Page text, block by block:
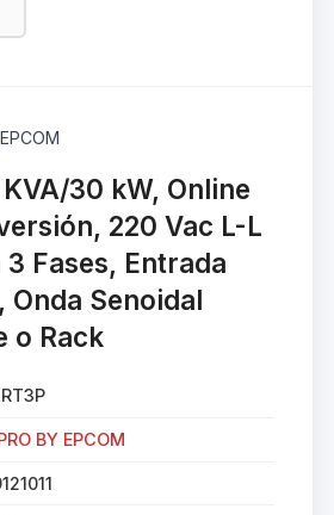
30 kW, Online
220 Vac L-L
Fases, Entrada
Onda Senoidal
o Rack
BY EPCOM